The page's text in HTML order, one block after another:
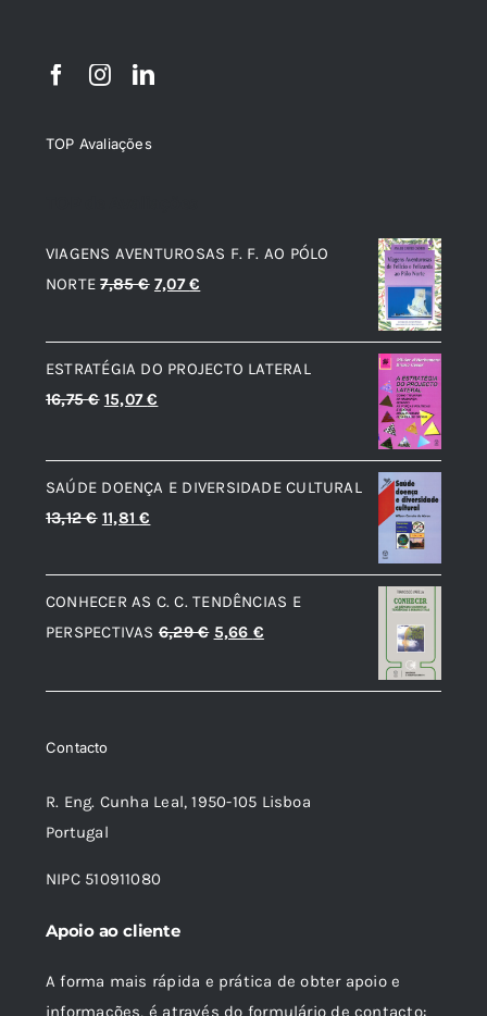
TOP Avaliações
VIAGENS AVENTUROSAS F. F. AO PÓLO
NORTE 7,85€ O
original
era:
7,85 €.
7,07€
atual
é:
ESTRATÉGIA DO PROJECTO LATERAL
16,75€ O
original
era:
16,75 €.
15,07€
atual
é:
SAÚDE DOENÇA E DIVERSIDADE CULTURAL
13,12€ O
original
era:
13,12 €.
11,81€
atual
é:
11,81 €.
CONHECER AS C. C. TENDÊNCIAS E
PERSPECTIVAS 6,29€ O
original
5,66 €O
atual
Contacto
R. Eng. Cunha Leal, 1950-105 Lisboa
Portugal
NIPC 510911080
Apoio ao cliente
A forma mais rápida e prática de obter apoio e
informações, é através do formulário de contacto: